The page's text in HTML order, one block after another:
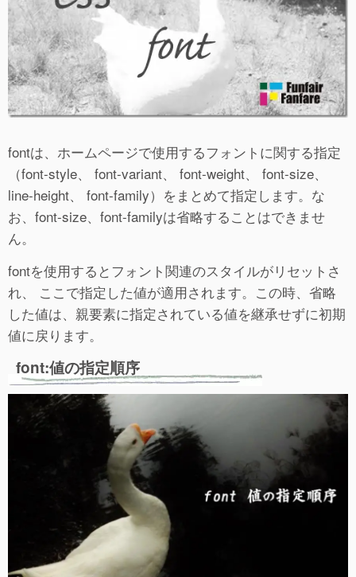
fontは、ホームページで使用するフォントに関する指定
（font-style、 font-variant、 font-weight、 font-size、
line-height、 font-family）をまとめて指定します。な
お、font-size、font-familyは省略することはできませ
ん。
fontを使用するとフォント関連のスタイルがリセットさ
れ、 ここで指定した値が適用されます。この時、省略
した値は、親要素に指定されている値を継承せずに初期
値に戻ります。
font:値の指定順序